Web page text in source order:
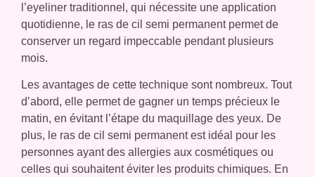
l’eyeliner traditionnel, qui nécessite une application
quotidienne, le ras de cil semi permanent permet de
conserver un regard impeccable pendant plusieurs
mois.
Les avantages de cette technique sont nombreux. Tout
d’abord, elle permet de gagner un temps précieux le
matin, en évitant l’étape du maquillage des yeux. De
plus, le ras de cil semi permanent est idéal pour les
personnes ayant des allergies aux cosmétiques ou
celles qui souhaitent éviter les produits chimiques. En